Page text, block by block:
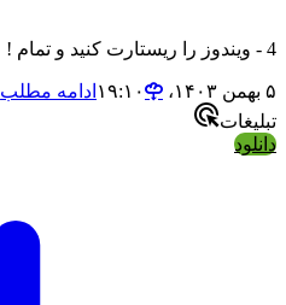
4 - ویندوز را ریستارت کنید و تمام !
۵ بهمن ۱۴۰۳،‏ ۱۹:۱۰
ادامه مطلب
تبلیغات
دانلود